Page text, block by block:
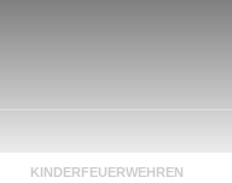
KINDERFEUERWEHREN